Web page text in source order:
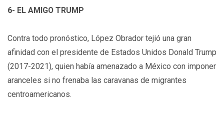
6- EL AMIGO TRUMP
Contra todo pronóstico, López Obrador tejió una gran
afinidad con el presidente de Estados Unidos Donald Trump
(2017-2021), quien había amenazado a México con imponer
aranceles si no frenaba las caravanas de migrantes
centroamericanos.